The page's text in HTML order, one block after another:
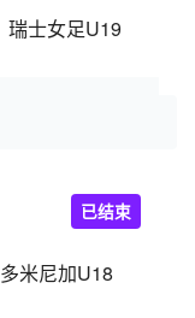
瑞士女足U19
多米尼加U18
已结束